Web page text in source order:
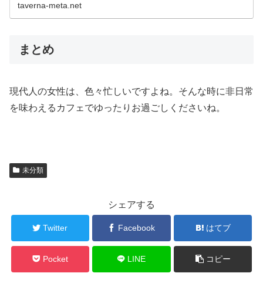
taverna-meta.net
まとめ
現代人の女性は、色々忙しいですよね。そんな時に非日常
を味わえるカフェでゆったりお過ごしくださいね。
未分類
シェアする
Twitter Facebook はてブ
Pocket LINE コピー